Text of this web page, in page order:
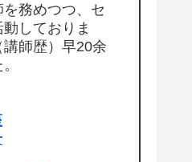
務めつつ、セ
しておりま
師歴）早20余